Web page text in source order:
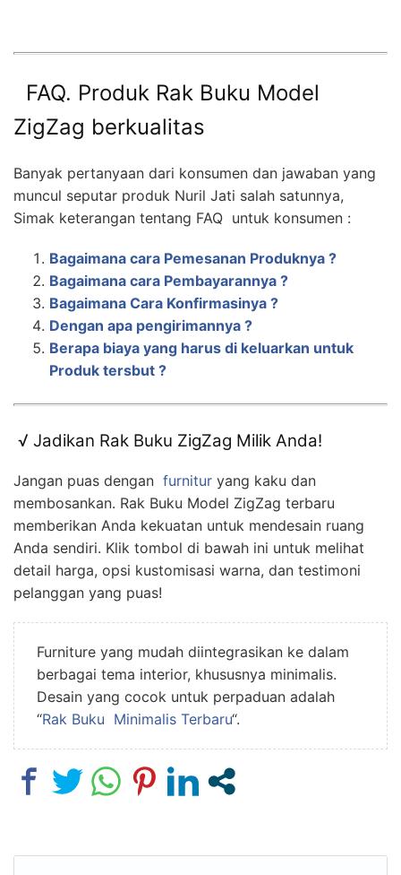
FAQ. Produk Rak Buku Model
ZigZag berkualitas
Banyak pertanyaan dari konsumen dan jawaban yang
muncul seputar produk Nuril Jati salah satunnya,
Simak keterangan tentang FAQ untuk konsumen :
Bagaimana cara Pemesanan Produknya ?
Bagaimana cara Pembayarannya ?
Bagaimana Cara Konfirmasinya ?
Dengan apa pengirimannya ?
Berapa biaya yang harus di keluarkan untuk
Produk tersbut ?
√ Jadikan Rak Buku ZigZag Milik Anda!
Jangan puas dengan furnitur yang kaku dan
membosankan. Rak Buku Model ZigZag terbaru
memberikan Anda kekuatan untuk mendesain ruang
Anda sendiri. Klik tombol di bawah ini untuk melihat
detail harga, opsi kustomisasi warna, dan testimoni
pelanggan yang puas!
Furniture yang mudah diintegrasikan ke dalam
berbagai tema interior, khususnya minimalis.
Desain yang cocok untuk perpaduan adalah
“Rak Buku Minimalis Terbaru“.